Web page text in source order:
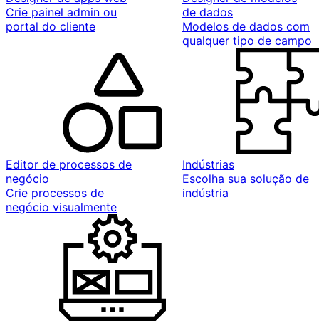
Crie painel admin ou
portal do cliente
de dados
Modelos de dados com
qualquer tipo de campo
Editor de processos de
negócio
Crie processos de
negócio visualmente
Indústrias
Escolha sua solução de
indústria